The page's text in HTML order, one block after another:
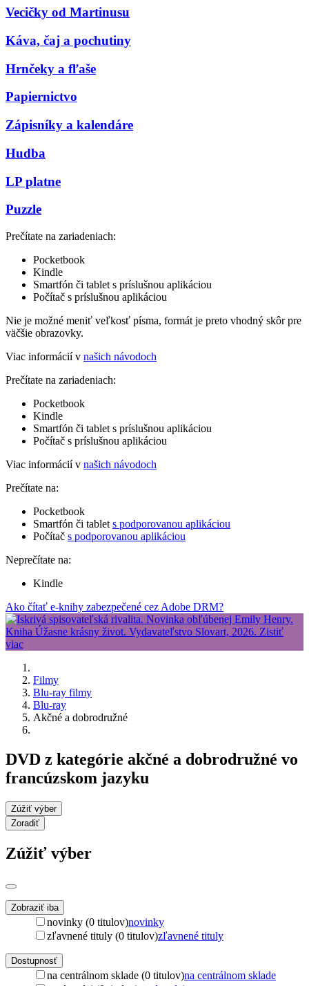
Vecičky od Martinusu
Káva, čaj a pochutiny
Hrnčeky a fľaše
Papiernictvo
Zápisníky a kalendáre
Hudba
LP platne
Puzzle
Prečítate na zariadeniach:
Pocketbook
Kindle
Smartfón či tablet s príslušnou aplikáciou
Počítač s príslušnou aplikáciou
Nie je možné meniť veľkosť písma, formát je preto vhodný skôr pre
väčšie obrazovky.
Viac informácií v našich návodoch
Prečítate na zariadeniach:
Pocketbook
Kindle
Smartfón či tablet s príslušnou aplikáciou
Počítač s príslušnou aplikáciou
Viac informácií v našich návodoch
Prečítate na:
Pocketbook
Smartfón či tablet s podporovanou aplikáciou
Počítač s podporovanou aplikáciou
Neprečítate na:
Kindle
Ako čítať e-knihy zabezpečené cez Adobe DRM?
Filmy
Blu-ray filmy
Blu-ray
Akčné a dobrodružné
DVD z kategórie akčné a dobrodružné vo
francúzskom jazyku
Zúžiť výber
Zoradiť
Zúžiť výber
Zobraziť iba
novinky (0 titulov)novinky
zľavnené tituly (0 titulov)zľavnené tituly
Dostupnosť
na centrálnom sklade (0 titulov)na centrálnom sklade